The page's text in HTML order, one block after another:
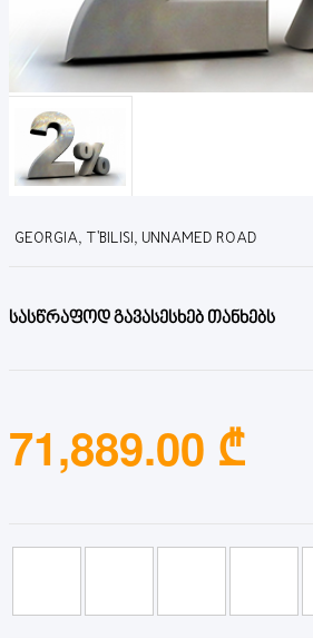
GEORGIA, T'BILISI, UNNAMED ROAD
სასწრაფოდ გავასესხებ თანხებს
71,889.00 ₾